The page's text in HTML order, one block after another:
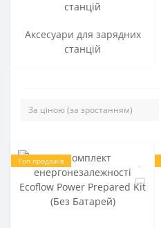
Аксесуари для зарядних
станцій
Топ продажів